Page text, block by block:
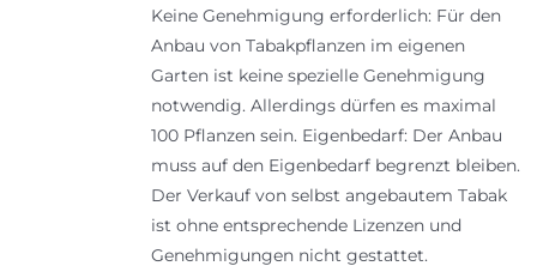
Keine Genehmigung erforderlich: Für den
Anbau von Tabakpflanzen im eigenen
Garten ist keine spezielle Genehmigung
notwendig. Allerdings dürfen es maximal
100 Pflanzen sein. Eigenbedarf: Der Anbau
muss auf den Eigenbedarf begrenzt bleiben.
Der Verkauf von selbst angebautem Tabak
ist ohne entsprechende Lizenzen und
Genehmigungen nicht gestattet.